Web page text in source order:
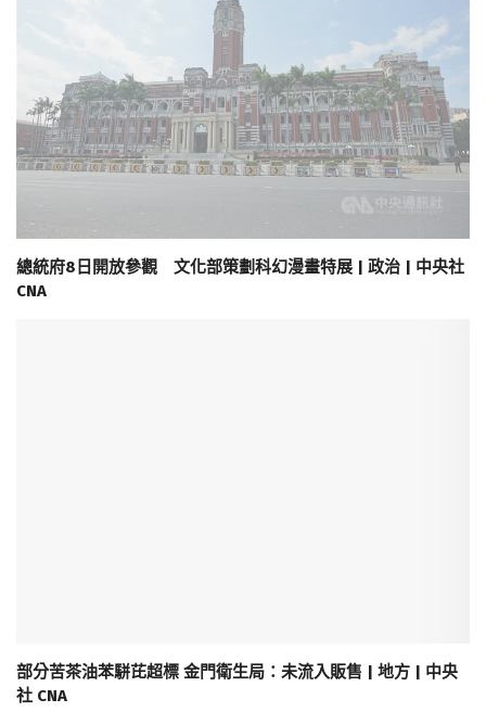
總統府8日開放參觀 文化部策劃科幻漫畫特展 | 政治 | 中央社
CNA
部分苦茶油苯駢芘超標 金門衛生局：未流入販售 | 地方 | 中央
社 CNA